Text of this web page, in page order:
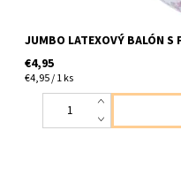
JUMBO LATEXOVÝ BALÓN S
€4,95
€4,95 / 1 ks